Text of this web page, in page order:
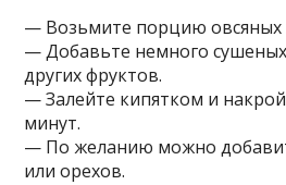
— Возьмите порцию овсяных
— Добавьте немного
других фруктов.
— Залейте кипятком и
минут.
— По желанию можно
или орехов.